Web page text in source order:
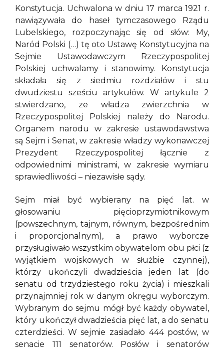
Konstytucja. Uchwalona w dniu 17 marca 1921 r.
nawiązywała do haseł tymczasowego Rządu
Lubelskiego, rozpoczynając się od słów: My,
Naród Polski (…) tę oto Ustawę Konstytucyjna na
Sejmie Ustawodawczym Rzeczypospolitej
Polskiej uchwalamy i stanowimy. Konstytucja
składała się z siedmiu rozdziałów i stu
dwudziestu sześciu artykułów. W artykule 2
stwierdzano, ze władza zwierzchnia w
Rzeczypospolitej Polskiej należy do Narodu.
Organem narodu w zakresie ustawodawstwa
są Sejm i Senat, w zakresie władzy wykonawczej
Prezydent Rzeczypospolitej łącznie z
odpowiednimi ministrami, w zakresie wymiaru
sprawiedliwości – niezawisłe sądy.
Sejm miał być wybierany na pięć lat. w
głosowaniu pięcioprzymiotnikowym
(powszechnym, tajnym, równym, bezpośrednim
i proporcjonalnym), a prawo wyborcze
przysługiwało wszystkim obywatelom obu płci (z
wyjątkiem wojskowych w służbie czynnej),
którzy ukończyli dwadzieścia jeden lat (do
senatu od trzydziestego roku życia) i mieszkali
przynajmniej rok w danym okręgu wyborczym.
Wybranym do sejmu mógł być każdy obywatel,
który ukończył dwadzieścia pięć lat, a do senatu
czterdzieści. W sejmie zasiadało 444 postów, w
senacie 111 senatorów. Posłów i senatorów